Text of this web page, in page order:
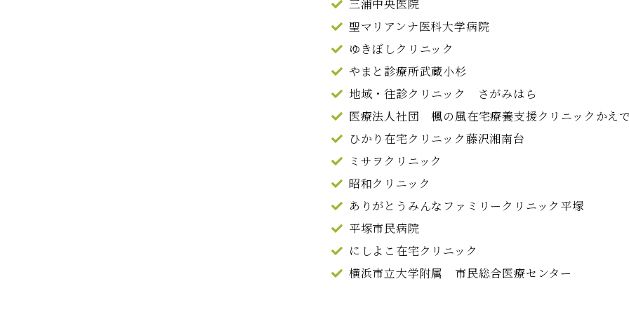
三浦中央医院
聖マリアンナ医科大学病院
ゆきぼしクリニック
やまと診療所武蔵小杉
地域・往診クリニック さがみはら
医療法人社団 楓の風在宅療養支援クリニックかえ
ひかり在宅クリニック藤沢湘南台
ミサヲクリニック
昭和クリニック
ありがとうみんなファミリークリニック平塚
平塚市民病院
にしよこ在宅クリニック
横浜市立大学附属 市民総合医療センター